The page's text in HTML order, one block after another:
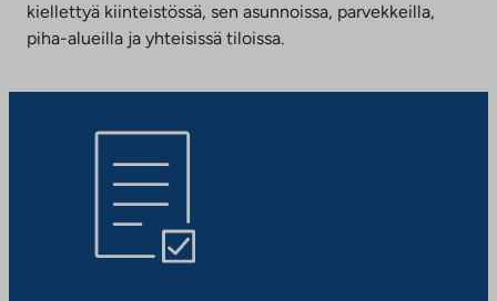
kiellettyä kiinteistössä, sen asunnoissa, parvekkeilla,
piha-alueilla ja yhteisissä tiloissa.